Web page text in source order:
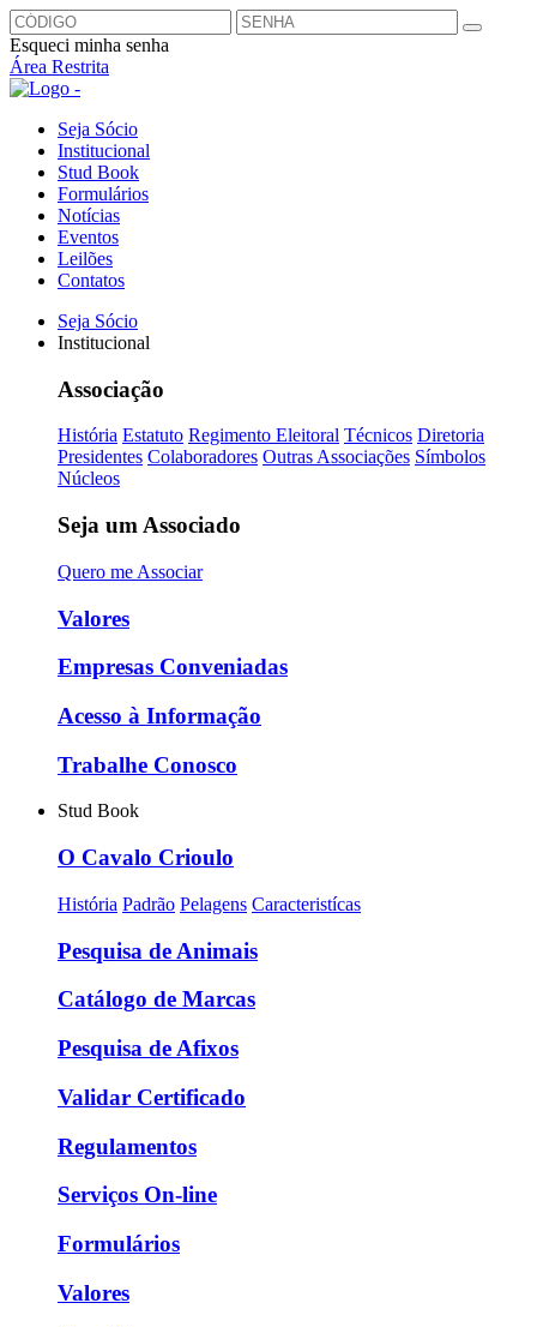
Esqueci minha senha
Área Restrita
Seja Sócio
Institucional
Stud Book
Formulários
Notícias
Eventos
Leilões
Contatos
Seja Sócio
Institucional
Associação
História Estatuto Regimento Eleitoral Técnicos Diretoria
Presidentes Colaboradores Outras Associações Símbolos
Núcleos
Seja um Associado
Quero me Associar
Valores
Empresas Conveniadas
Acesso à Informação
Trabalhe Conosco
Stud Book
O Cavalo Crioulo
História Padrão Pelagens Caracteristícas
Pesquisa de Animais
Catálogo de Marcas
Pesquisa de Afixos
Validar Certificado
Regulamentos
Serviços On-line
Formulários
Valores